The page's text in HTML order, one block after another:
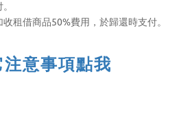
租借商品50%費用，於歸還時支付。
意事項點我